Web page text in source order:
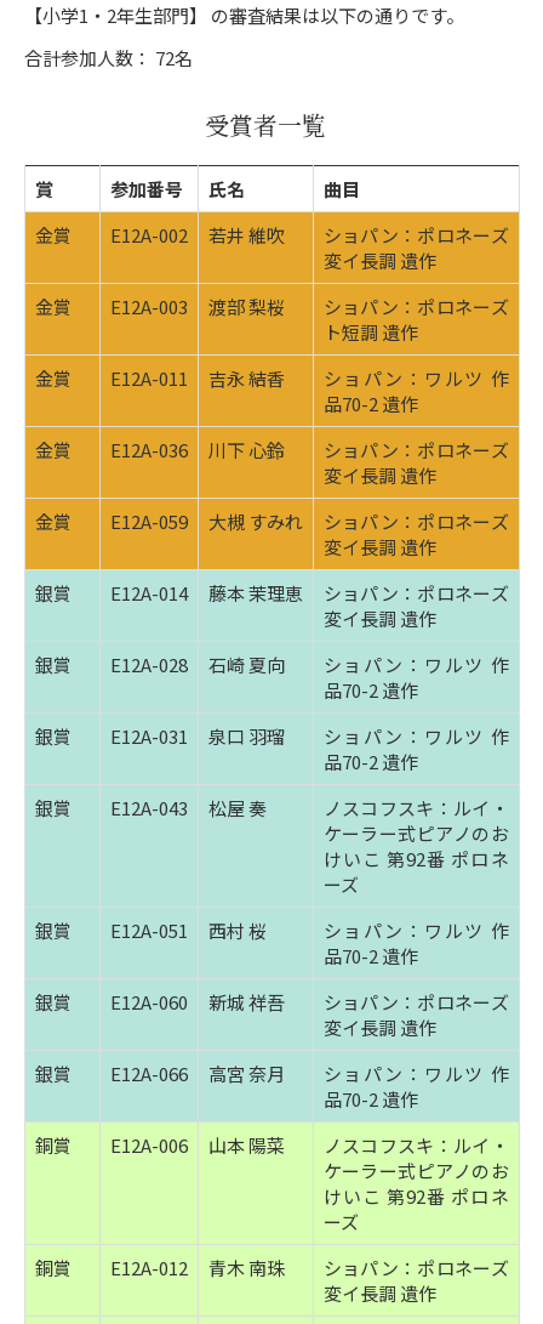
【小学1・2年生部門】 の審査結果は以下の通りです。
合計参加人数： 72名
受賞者一覧
賞 参加番号 氏名
曲目
金賞
E12A-002 若井 維吹
ショパン：ポロネーズ
変イ長調 遺作
金賞
E12A-003 渡部 梨桜
ショパン：ポロネーズ
ト短調 遺作
金賞
E12A-011 吉永 結香
ショパン：ワルツ 作
品70-2 遺作
金賞
E12A-036 川下 心鈴
ショパン：ポロネーズ
変イ長調 遺作
金賞
E12A-059 大槻 すみれ
ショパン：ポロネーズ
変イ長調 遺作
銀賞
E12A-014 藤本 茉理恵
ショパン：ポロネーズ
変イ長調 遺作
銀賞
E12A-028 石崎 夏向
ショパン：ワルツ 作
品70-2 遺作
銀賞
E12A-031 泉口 羽瑠
ショパン：ワルツ 作
品70-2 遺作
銀賞
E12A-043 松屋 奏
ノスコフスキ：ルイ・
ケーラー式ピアノのお
けいこ 第92番 ポロネ
ーズ
銀賞
E12A-051 西村 桜
ショパン：ワルツ 作
品70-2 遺作
銀賞
E12A-060 新城 祥吾
ショパン：ポロネーズ
変イ長調 遺作
銀賞
E12A-066 高宮 奈月
ショパン：ワルツ 作
品70-2 遺作
銅賞
E12A-006 山本 陽菜
ノスコフスキ：ルイ・
ケーラー式ピアノのお
けいこ 第92番 ポロネ
ーズ
銅賞
E12A-012 青木 南珠
ショパン：ポロネーズ
変イ長調 遺作